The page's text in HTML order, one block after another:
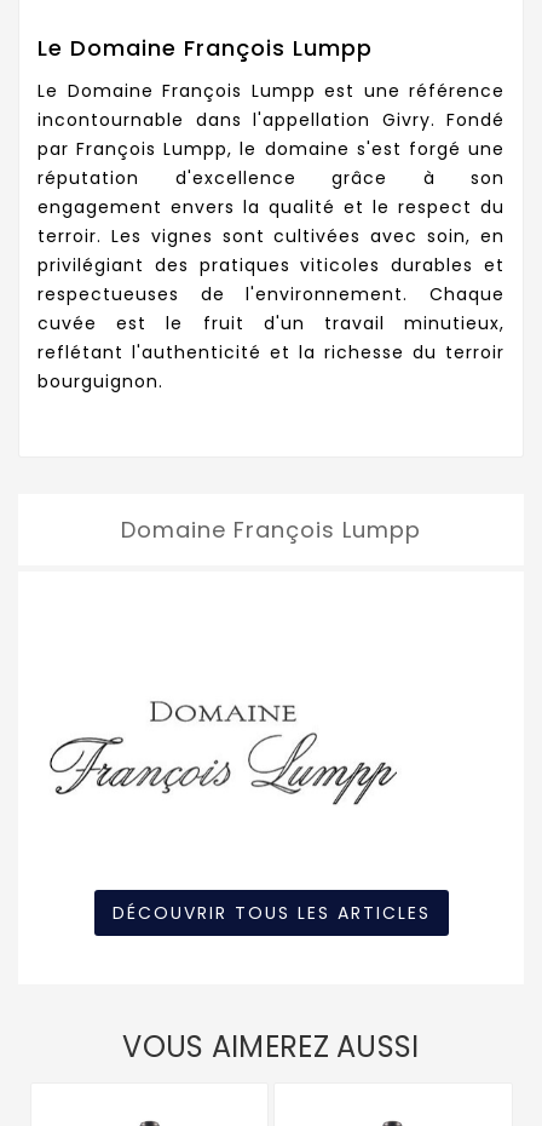
Le Domaine François Lumpp
Le Domaine François Lumpp est une référence
incontournable dans l'appellation Givry. Fondé
par François Lumpp, le domaine s'est forgé une
réputation d'excellence grâce à son
engagement envers la qualité et le respect du
terroir. Les vignes sont cultivées avec soin, en
privilégiant des pratiques viticoles durables et
respectueuses de l'environnement. Chaque
cuvée est le fruit d'un travail minutieux,
reflétant l'authenticité et la richesse du terroir
bourguignon.
Domaine François Lumpp
DÉCOUVRIR TOUS LES ARTICLES
VOUS AIMEREZ AUSSI